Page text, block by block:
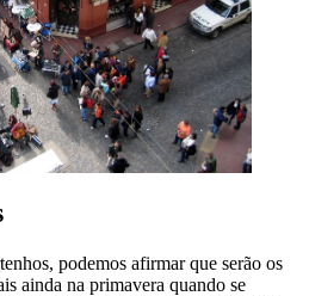
podemos afirmar que serão os
ainda na primavera quando se